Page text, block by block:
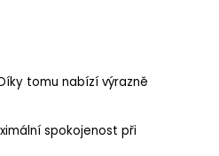
tomu nabízí výrazně
spokojenost při